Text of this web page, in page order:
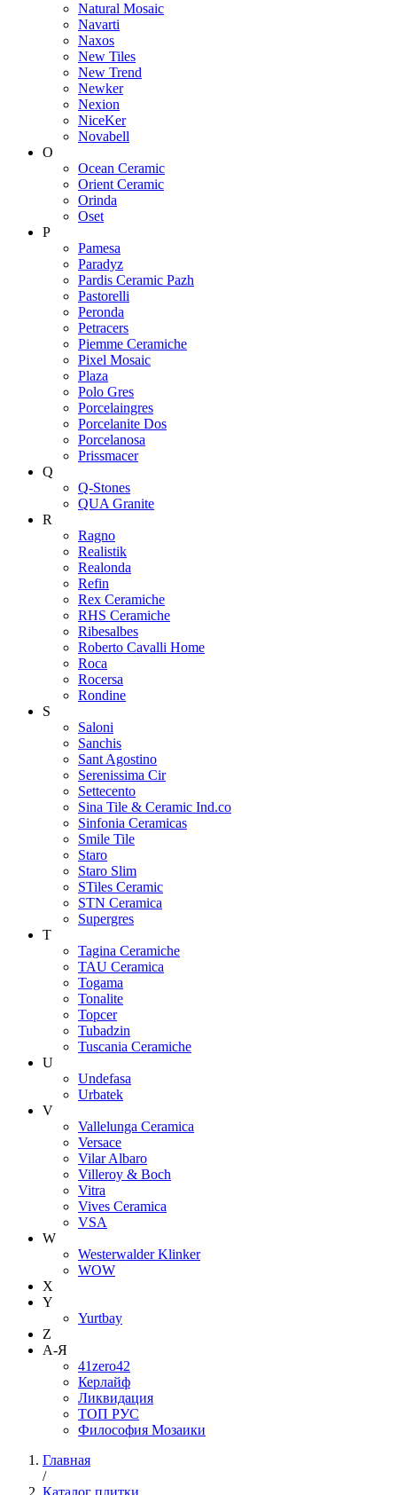
Natural Mosaic
Navarti
Naxos
New Tiles
New Trend
Newker
Nexion
NiceKer
Novabell
O
Ocean Ceramic
Orient Ceramic
Orinda
Oset
P
Pamesa
Paradyz
Pardis Ceramic Pazh
Pastorelli
Peronda
Petracers
Piemme Ceramiche
Pixel Mosaic
Plaza
Polo Gres
Porcelaingres
Porcelanite Dos
Porcelanosa
Prissmacer
Q
Q-Stones
QUA Granite
R
Ragno
Realistik
Realonda
Refin
Rex Ceramiche
RHS Ceramiche
Ribesalbes
Roberto Cavalli Home
Roca
Rocersa
Rondine
S
Saloni
Sanchis
Sant Agostino
Serenissima Cir
Settecento
Sina Tile & Ceramic Ind.co
Sinfonia Ceramicas
Smile Tile
Staro
Staro Slim
STiles Ceramic
STN Ceramica
Supergres
T
Tagina Ceramiche
TAU Ceramica
Togama
Tonalite
Topcer
Tubadzin
Tuscania Ceramiche
U
Undefasa
Urbatek
V
Vallelunga Ceramica
Versace
Vilar Albaro
Villeroy & Boch
Vitra
Vives Ceramica
VSA
W
Westerwalder Klinker
WOW
X
Y
Yurtbay
Z
А-Я
41zero42
Керлайф
Ликвидация
ТОП РУС
Философия Мозаики
Главная
/
Каталог плитки